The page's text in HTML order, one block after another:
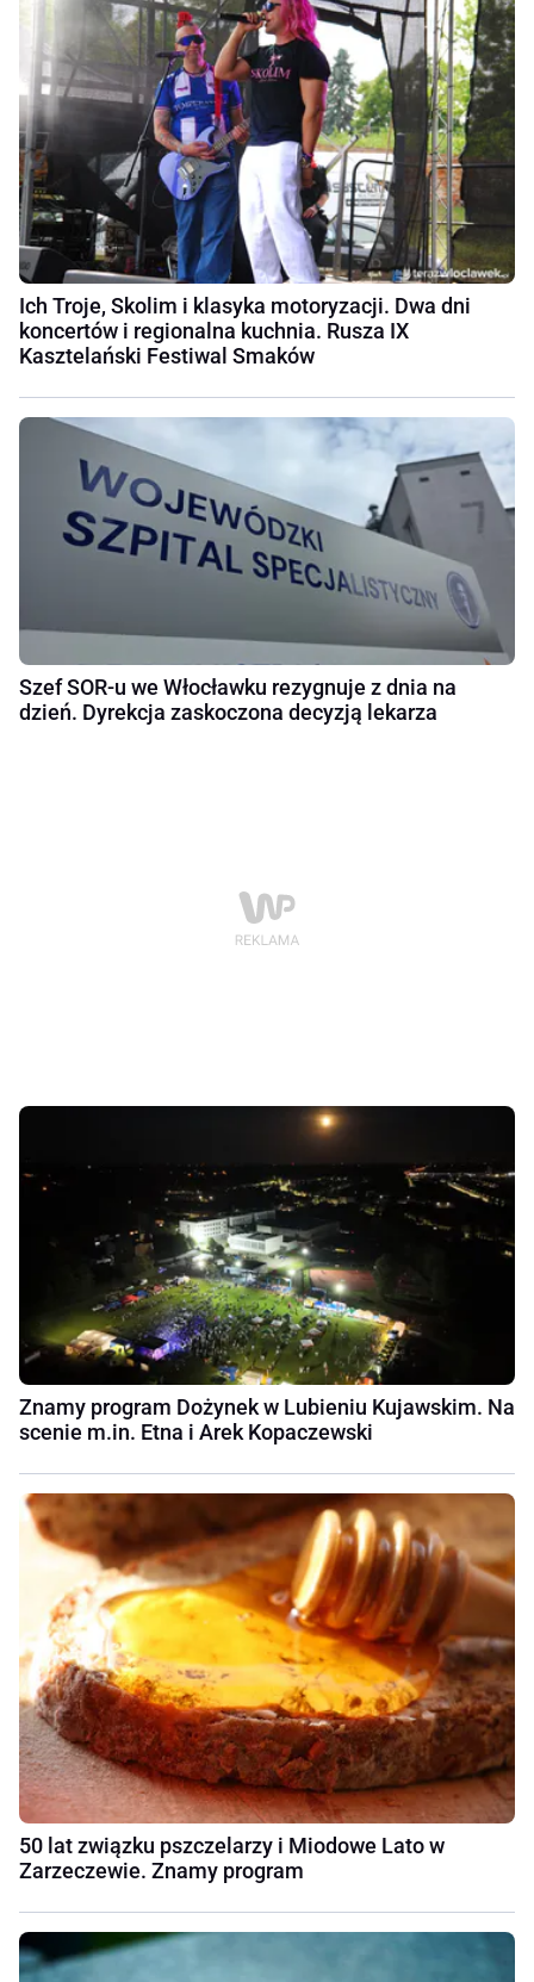
Ich Troje, Skolim i klasyka motoryzacji. Dwa dni
koncertów i regionalna kuchnia. Rusza IX
Kasztelański Festiwal Smaków
Szef SOR-u we Włocławku rezygnuje z dnia na
dzień. Dyrekcja zaskoczona decyzją lekarza
Znamy program Dożynek w Lubieniu Kujawskim. Na
scenie m.in. Etna i Arek Kopaczewski
50 lat związku pszczelarzy i Miodowe Lato w
Zarzeczewie. Znamy program